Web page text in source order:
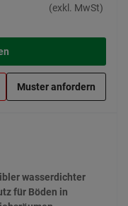
(exkl. MwSt)
Muster anfordern
wasserdichter
für Böden in